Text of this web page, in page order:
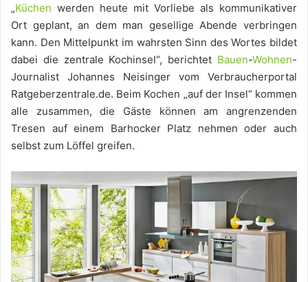
„Küchen werden heute mit Vorliebe als kommunikativer
Ort geplant, an dem man gesellige Abende verbringen
kann. Den Mittelpunkt im wahrsten Sinn des Wortes bildet
dabei die zentrale Kochinsel“, berichtet Bauen-Wohnen-
Journalist Johannes Neisinger vom Verbraucherportal
Ratgeberzentrale.de. Beim Kochen „auf der Insel“ kommen
alle zusammen, die Gäste können am angrenzenden
Tresen auf einem Barhocker Platz nehmen oder auch
selbst zum Löffel greifen.